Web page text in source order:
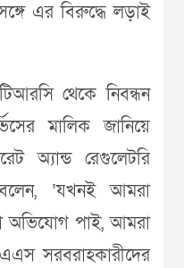
এর বিরুদ্ধে লড়াই
থেকে নিবন্ধন
মালিক জানিয়ে
অ্যান্ড রেগুলেটরি
‘যখনই আমরা
অভিযোগ পাই, আমরা
সরবরাহকারীদের